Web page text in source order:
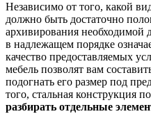
Независимо от того, какой
должно быть достаточно
архивирования необходимой
в надлежащем порядке
качество предоставляемых
мебель позволят вам
подогнать его размер под
того, стальная конструкция
разбирать отдельные